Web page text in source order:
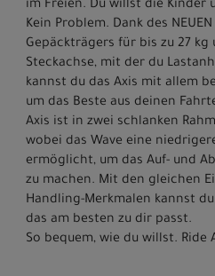
im Freien. Du willst die Kinder
Kein Problem. Dank des
Gepäckträgers für bis zu 27 kg
Steckachse, mit der du
kannst du das Axis mit allem
um das Beste aus deinen
Axis ist in zwei schlanken
wobei das Wave eine
ermöglicht, um das Auf- und
zu machen. Mit den gleichen
Handling-Merkmalen kannst
das am besten zu dir passt.
So bequem, wie du willst. Ride